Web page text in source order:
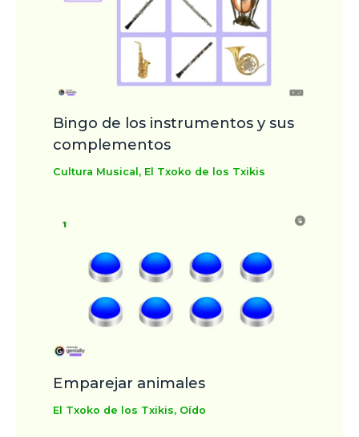
Bingo de los instrumentos y sus
complementos
Cultura Musical , El Txoko de los Txikis
Emparejar animales
El Txoko de los Txikis, Oído